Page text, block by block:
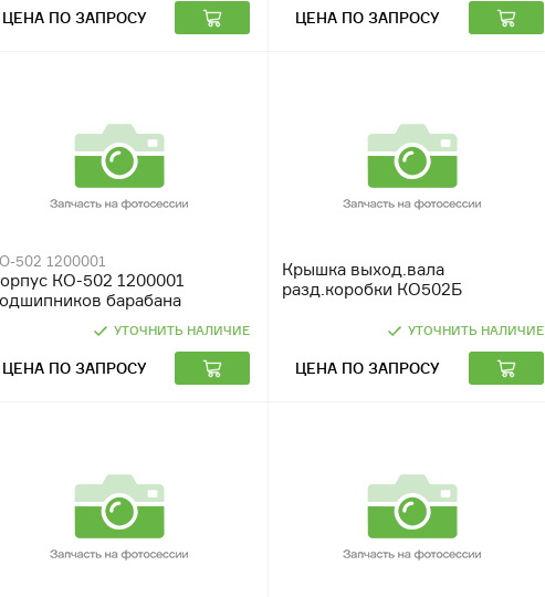
ЦЕНА ПО ЗАПРОСУ ЦЕНА ПО ЗАПРОСУ
502 1200001
КО-502 1200001
барабана
УТОЧНИТЬ НАЛИЧИЕ
ЦЕНА ПО ЗАПРОСУ
Крышка выход.вала
разд.коробки КО502Б
УТОЧНИТЬ НАЛИЧИЕ
ЦЕНА ПО ЗАПРОСУ